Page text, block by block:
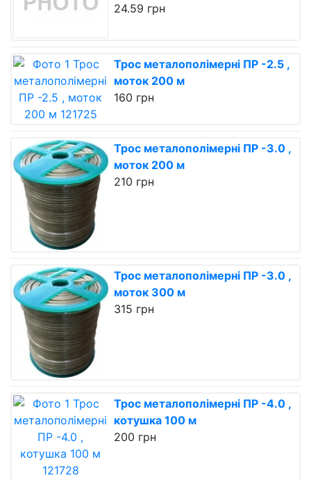
24.59 грн
Трос металополімерні ПР -2.5 ,
моток 200 м
160 грн
Трос металополімерні ПР -3.0 ,
моток 200 м
210 грн
Трос металополімерні ПР -3.0 ,
моток 300 м
315 грн
Трос металополімерні ПР -4.0 ,
котушка 100 м
200 грн